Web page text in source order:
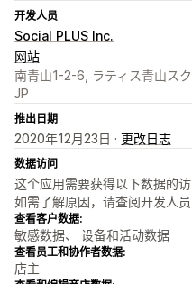
开发人员
Social PLUS Inc.
网站
南青山1-2-6, ラティス青山ス
JP
推出日期
2020年12月23日 · 更改日志
数据访问
这个应用需要获得以下数据的
如需了解原因，请查阅开发人
查看客户数据:
敏感数据、 设备和活动数据
查看员工和协作者数据:
店主